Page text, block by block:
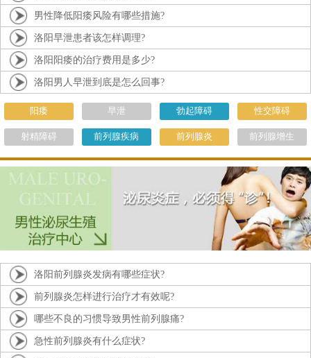
男性降低阳痿风险有哪些措施?
洛阳早泄患者该怎样调理?
洛阳阳痿的治疗费用是多少?
洛阳男人早泄到底是怎么回事?
阳痿 早泄 勃起障碍 性交障碍
射精障碍 前列腺疾病 前列腺炎 前列腺增生
洛阳前列腺炎发病有哪些症状?
前列腺炎怎样进行治疗才有效呢?
哪些不良的习惯导致男性前列腺痛?
急性前列腺炎有什么症状?